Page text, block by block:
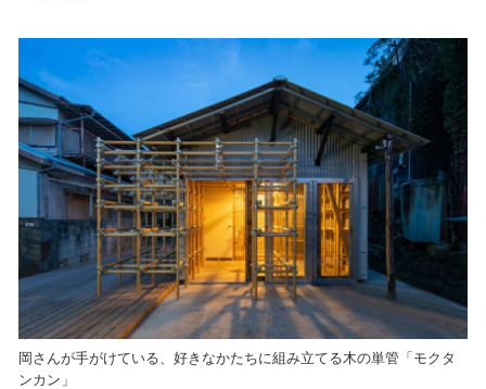
岡さんが手がけている、好きなかたちに組み立てる木の単管「モクタ
ンカン」